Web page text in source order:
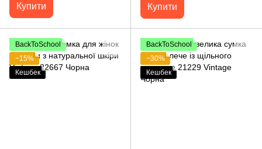
Купити Купити
BackToSchool
−15%
Кешбек
BackToSchool
−30%
Кешбек